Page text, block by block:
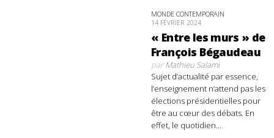
MONDE CONTEMPORAIN
14 FÉVRIER 2024
« Entre les murs » de
François Bégaudeau
parMathieu Salami
Sujet d’actualité par essence,
l’enseignement n’attend pas les
élections présidentielles pour
être au cœur des débats. En
effet, le quotidien...